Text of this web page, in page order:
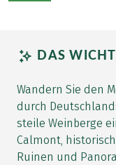
DAS
Wandern Sie den
durch
steile Weinberge
Calmont,
Ruinen und